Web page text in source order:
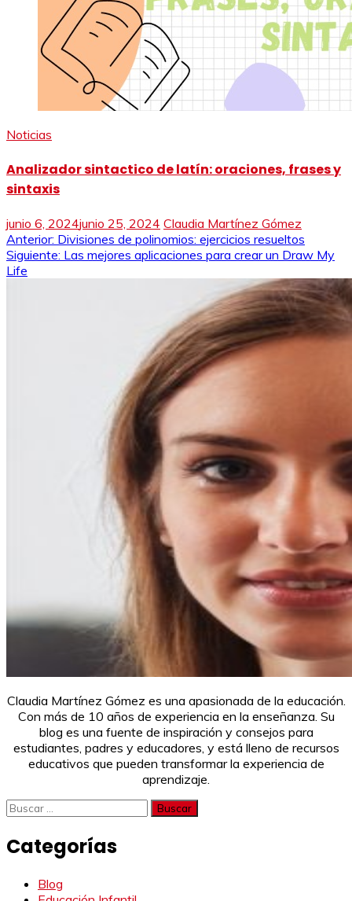
Noticias
Analizador sintactico de latín: oraciones, frases y
sintaxis
junio 6, 2024junio 25, 2024 Claudia Martínez Gómez
Navegación
de
Anterior: Divisiones de polinomios: ejercicios resueltos
Siguiente: Las mejores aplicaciones para crear un Draw My
Life
Claudia Martínez Gómez es una apasionada de la educación.
Con más de 10 años de experiencia en la enseñanza. Su
blog es una fuente de inspiración y consejos para
estudiantes, padres y educadores, y está lleno de recursos
educativos que pueden transformar la experiencia de
aprendizaje.
Buscar:
Categorías
Blog